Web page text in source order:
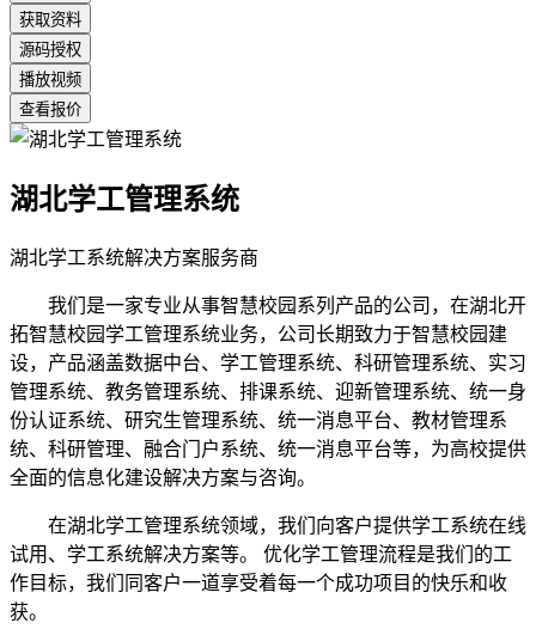
获取资料
源码授权
播放视频
查看报价
湖北学工管理系统
湖北学工系统解决方案服务商
我们是一家专业从事智慧校园系列产品的公司，在湖北开
拓智慧校园学工管理系统业务，公司长期致力于智慧校园建
设，产品涵盖数据中台、学工管理系统、科研管理系统、实习
管理系统、教务管理系统、排课系统、迎新管理系统、统一身
份认证系统、研究生管理系统、统一消息平台、教材管理系
统、科研管理、融合门户系统、统一消息平台等，为高校提供
全面的信息化建设解决方案与咨询。
在湖北学工管理系统领域，我们向客户提供学工系统在线
试用、学工系统解决方案等。 优化学工管理流程是我们的工
作目标，我们同客户一道享受着每一个成功项目的快乐和收
获。